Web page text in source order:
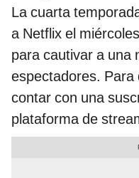
La cuarta
a Netflix el
para cautivar a una
espectadores.
contar con una
plataforma de